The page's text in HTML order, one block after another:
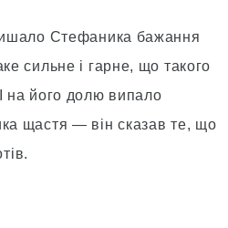
Стефаника бажання
сильне і гарне, що такого
на його долю випало
щастя — він сказав те, що